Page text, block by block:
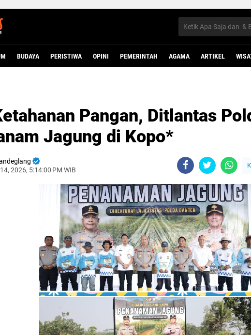
BUDAYA PERISTIWA OPINI PEMERINTAH AGAMA ARTIKEL
Pangan, Ditlantas
Jagung di Kopo*
2026, 5:14:00 PM WIB